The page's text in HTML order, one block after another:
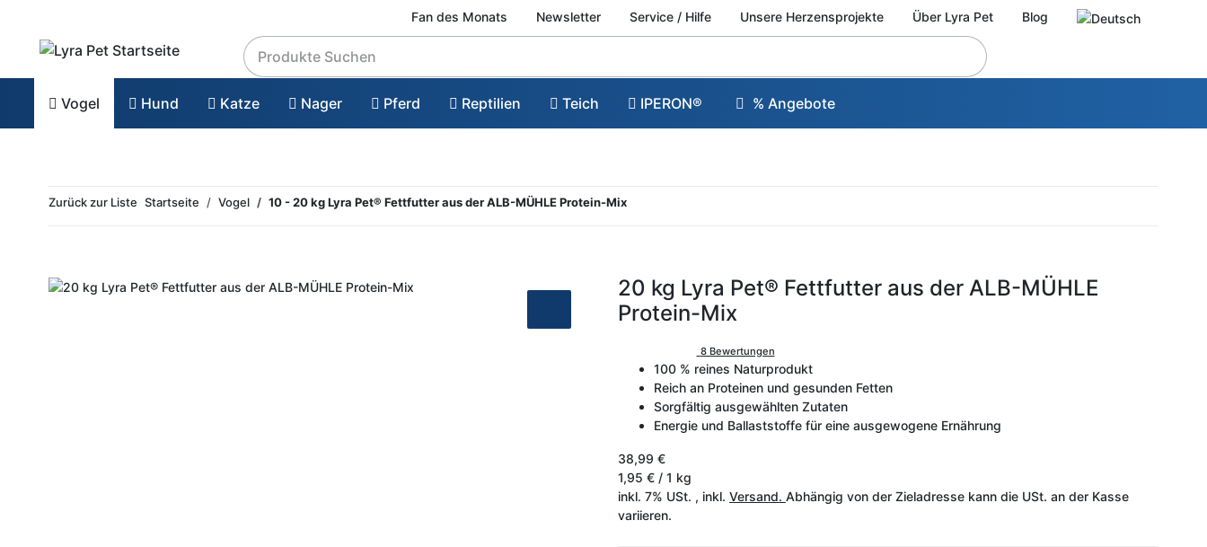
Fan des Monats Newsletter Service / Hilfe Unsere Herzensprojekte Über Lyra Pet Blog
Vogel Hund Katze Nager Pferd Reptilien Teich IPERON® % Angebote
Zurück zur Liste Startseite Vogel 10 - 20 kg Lyra Pet® Fettfutter aus der ALB-MÜHLE Protein-Mix
20 kg Lyra Pet® Fettfutter aus der ALB-MÜHLE
Protein-Mix
8 Bewertungen
100 % reines Naturprodukt
Reich an Proteinen und gesunden Fetten
Sorgfältig ausgewählten Zutaten
Energie und Ballaststoffe für eine ausgewogene Ernährung
38,99 €
1,95 € / 1 kg
inkl. 7% USt. , inkl. Versand. Abhängig von der Zieladresse kann die USt. an der Kasse
variieren.